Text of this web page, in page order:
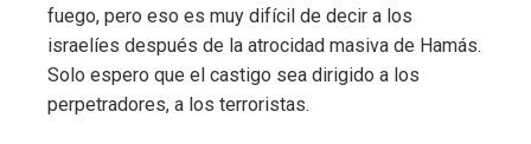
fuego, pero eso es muy difícil de decir a los
israelíes después de la atrocidad masiva de Hamás.
Solo espero que el castigo sea dirigido a los
perpetradores, a los terroristas.